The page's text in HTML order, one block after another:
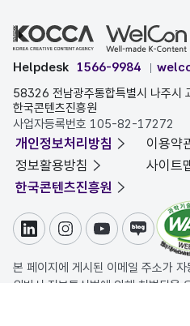
Helpdesk 1566-9984
58326 전남광주통합특별시 나주시
한국콘텐츠진흥원
사업자등록번호 105-82-17272
개인정보처리방침
이용약
정보활용방침
사이트
한국콘텐츠진흥원
링크드인인스타그램
유튜브블로그
본 페이지에 게시된 이메일 주소가
위반시 정보통신법에 의해 처벌됨을